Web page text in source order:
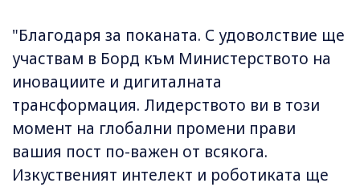
"Благодаря за поканата. С удоволствие ще
участвам в Борд към Министерството на
иновациите и дигиталната
трансформация. Лидерството ви в този
момент на глобални промени прави
вашия пост по-важен от всякога.
Изкуственият интелект и роботиката ще